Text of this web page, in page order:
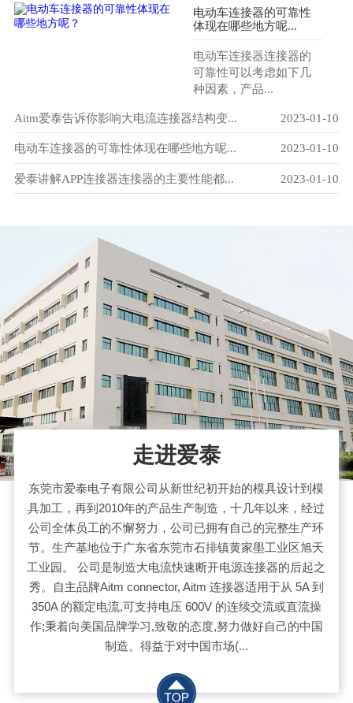
电动车连接器的可靠性
体现在哪些地方呢...
电动车连接器连接器的
可靠性可以考虑如下几
种因素，产品...
Aitm爱泰告诉你影响大电流连接器结构变... 2023-01-10
电动车连接器的可靠性体现在哪些地方呢... 2023-01-10
爱泰讲解APP连接器连接器的主要性能都... 2023-01-10
走进爱泰
东莞市爱泰电子有限公司从新世纪初开始的模具设计到模
具加工，再到2010年的产品生产制造，十几年以来，经过
公司全体员工的不懈努力，公司已拥有自己的完整生产环
节。生产基地位于广东省东莞市石排镇黄家壆工业区旭天
工业园。 公司是制造大电流快速断开电源连接器的后起之
秀。自主品牌Aitm connector, Aitm 连接器适用于从 5A 到
350A 的额定电流,可支持电压 600V 的连续交流或直流操
作;秉着向美国品牌学习,致敬的态度,努力做好自己的中国
制造。得益于对中国市场(...